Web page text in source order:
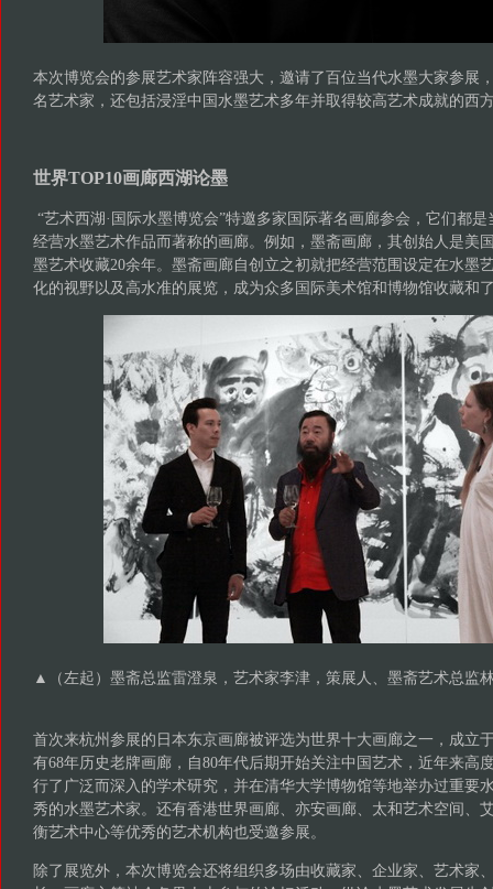
本次博览会的参展艺术家阵容强大，邀请了百位当代水墨大家参展
名艺术家，还包括浸淫中国水墨艺术多年并取得较高艺术成就的西
世界TOP10画廊西湖论墨
“艺术西湖·国际水墨博览会”特邀多家国际著名画廊参会，它们都
经营水墨艺术作品而著称的画廊。例如，墨斋画廊，其创始人是美
墨艺术收藏20余年。墨斋画廊自创立之初就把经营范围设定在水墨
化的视野以及高水准的展览，成为众多国际美术馆和博物馆收藏和
▲（左起）墨斋总监雷澄泉，艺术家李津，策展人、墨斋艺术总监
首次来杭州参展的日本东京画廊被评选为世界十大画廊之一，成立
有68年历史老牌画廊，自80年代后期开始关注中国艺术，近年来高
行了广泛而深入的学术研究，并在清华大学博物馆等地举办过重要
秀的水墨艺术家。还有香港世界画廊、亦安画廊、太和艺术空间、
衡艺术中心等优秀的艺术机构也受邀参展。
除了展览外，本次博览会还将组织多场由收藏家、企业家、艺术家